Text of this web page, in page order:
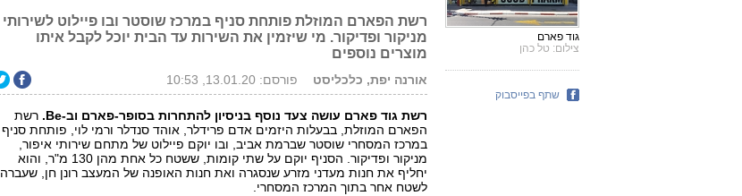
רשת הפארם המוזלת פותחת סניף במרכז שוסטר ובו פיילוט לשירותי
מניקור ופדיקור. מי שיזמין את השירות עד הבית יוכל לקבל איתו
מוצרים נוספים
אורנה יפת, כלכליסט פורסם: 13.01.20, 10:53
רשת גוד פארם עושה צעד נוסף בניסיון להתחרות בסופר-פארם וב-Be.
רשת
הפארם המוזלת, בבעלות היזמים אדם פרידלר, אוהד סנדלר ורמי לוי, פותחת סניף
במרכז המסחרי שוסטר שברמת אביב, ובו יוקם פיילוט של מתחם שירותי איפור,
מניקור ופדיקור. הסניף יוקם על שתי קומות, ששטח כל אחת מהן 130 מ"ר, והוא
יחליף את חנות מעדני מזרע שנסגרה ואת חנות האופנה של המעצב רונן חן, שעברה
לשטח אחר בתוך המרכז המסחרי.
גוד פארם
צילום: טל כהן
שתף בפייסבוק